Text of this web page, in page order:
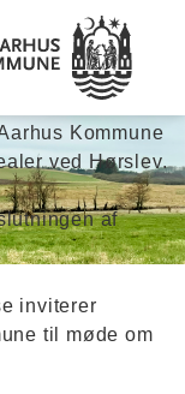
Hørslev
Kommune
ved Hørslev.
af
inviterer
til møde om